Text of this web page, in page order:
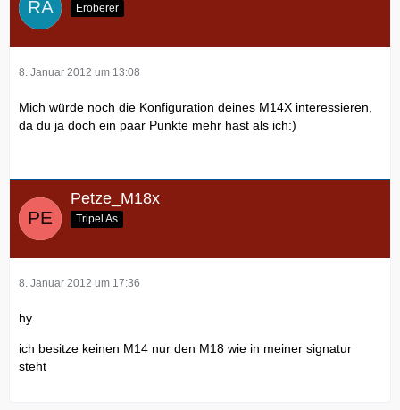
Eroberer
8. Januar 2012 um 13:08
Mich würde noch die Konfiguration deines M14X interessieren,
da du ja doch ein paar Punkte mehr hast als ich:)
Petze_M18x
Tripel As
8. Januar 2012 um 17:36
hy
ich besitze keinen M14 nur den M18 wie in meiner signatur
steht